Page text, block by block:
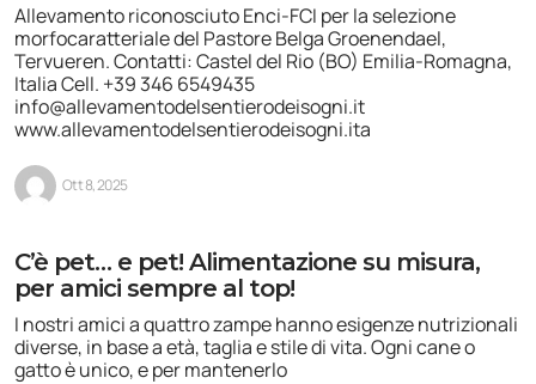
Allevamento riconosciuto Enci-FCI per la selezione
morfocaratteriale del Pastore Belga Groenendael,
Tervueren. Contatti: Castel del Rio (BO) Emilia-Romagna,
Italia Cell. +39 346 6549435
info@allevamentodelsentierodeisogni.it
www.allevamentodelsentierodeisogni.ita
Ott 8, 2025
C’è pet… e pet! Alimentazione su misura,
per amici sempre al top!
I nostri amici a quattro zampe hanno esigenze nutrizionali
diverse, in base a età, taglia e stile di vita. Ogni cane o
gatto è unico, e per mantenerlo